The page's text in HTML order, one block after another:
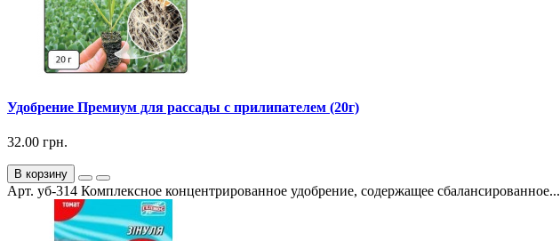
Удобрение Премиум для рассады с прилипателем (20г)
32.00 грн.
В корзину
Арт. уб-314 Комплексное концентрированное удобрение, содержащее сбалансированное...